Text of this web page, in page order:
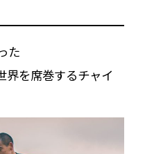
た
界を席巻するチャイ